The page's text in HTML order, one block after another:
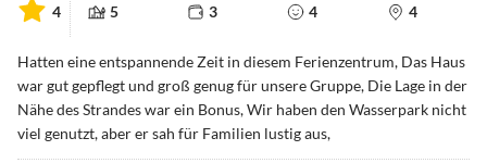
4 5 3 4 4
Hatten eine entspannende Zeit in diesem Ferienzentrum, Das Haus
war gut gepflegt und groß genug für unsere Gruppe, Die Lage in der
Nähe des Strandes war ein Bonus, Wir haben den Wasserpark nicht
viel genutzt, aber er sah für Familien lustig aus,